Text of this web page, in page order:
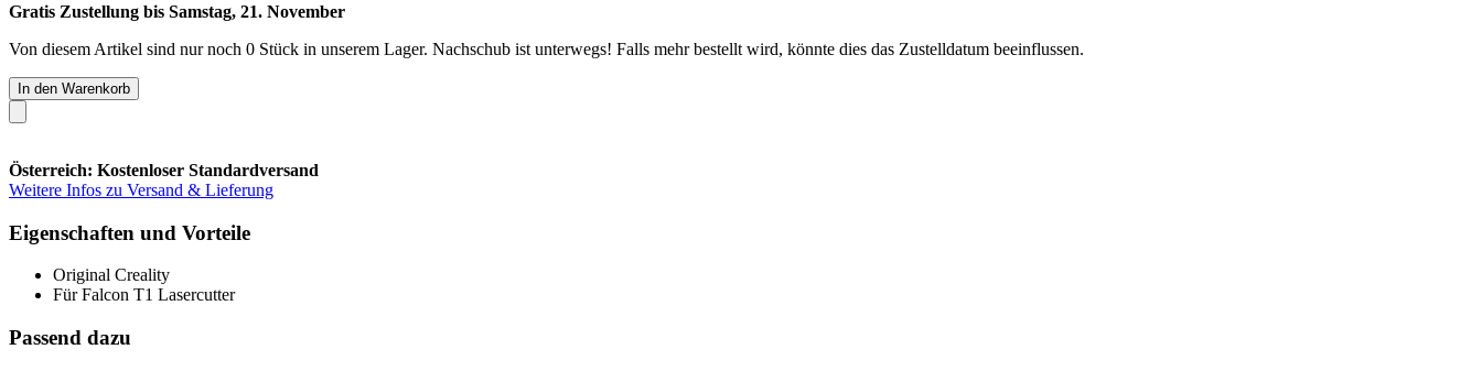
Gratis Zustellung bis Samstag, 21. November
Von diesem Artikel sind nur noch 0 Stück in unserem Lager. Nachschub ist unterwegs! Falls mehr bestellt wird, könnte dies das Zustelldatum beeinflussen.
In den Warenkorb
Österreich: Kostenloser Standardversand
Weitere Infos zu Versand & Lieferung
Eigenschaften und Vorteile
Original Creality
Für Falcon T1 Lasercutter
Passend dazu